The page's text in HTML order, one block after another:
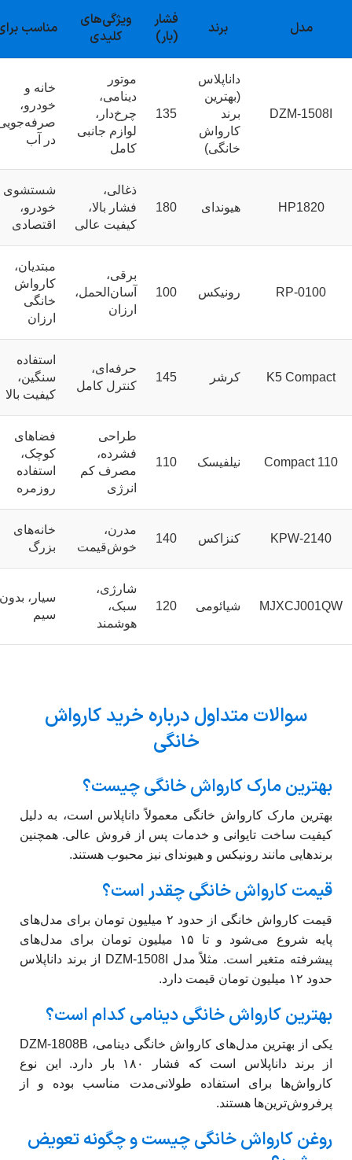
مدل برند
فشار
(بار)
ویژگی‌های
کلیدی
مناسب
DZM-1508I
داناپلاس
(بهترین
برند
کارواش
خانگی)
135
موتور
دینامی،
چرخ‌دار،
لوازم جانبی
کامل
خانه و
خودرو،
در آب
HP1820 هیوندای 180
ذغالی،
فشار بالا،
کیفیت عالی
شستشوی
خودرو،
اقتصادی
RP-0100 رونیکس 100
برقی،
آسان‌الحمل،
ارزان
مبتدیان،
کارواش
خانگی
ارزان
K5 Compact کرشر 145
حرفه‌ای،
کنترل کامل
استفاده
سنگین،
کیفیت بالا
Compact 110 نیلفیسک 110
طراحی
فشرده،
مصرف کم
انرژی
فضاهای
کوچک،
استفاده
روزمره
KPW-2140 کنزاکس 140
مدرن،
خوش‌قیمت
خانه‌های
بزرگ
MJXCJ001QW شیائومی 120
شارژی،
سبک،
هوشمند
سیار، بدون
سیم
سوالات متداول درباره خرید کارواش
خانگی
بهترین مارک کارواش خانگی چیست؟
بهترین مارک کارواش خانگی معمولاً داناپلاس است، به دلیل
کیفیت ساخت تایوانی و خدمات پس از فروش عالی. همچنین
برندهایی مانند رونیکس و هیوندای نیز محبوب هستند.
قیمت کارواش خانگی چقدر است؟
قیمت کارواش خانگی از حدود ۲ میلیون تومان برای مدل‌های
پایه شروع می‌شود و تا ۱۵ میلیون تومان برای مدل‌های
پیشرفته متغیر است. مثلاً مدل DZM-1508I از برند داناپلاس
حدود ۱۲ میلیون تومان قیمت دارد.
بهترین کارواش خانگی دینامی کدام است؟
یکی از بهترین مدل‌های کارواش خانگی دینامی، DZM-1808B
از برند داناپلاس است که فشار ۱۸۰ بار دارد. این نوع
کارواش‌ها برای استفاده طولانی‌مدت مناسب بوده و از
پرفروش‌ترین‌ها هستند.
روغن کارواش خانگی چیست و چگونه تعویض